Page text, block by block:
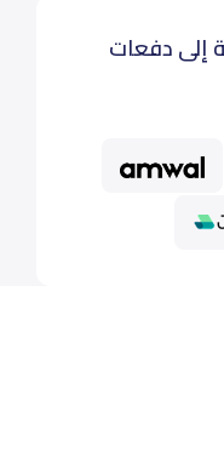
إلى دفعات